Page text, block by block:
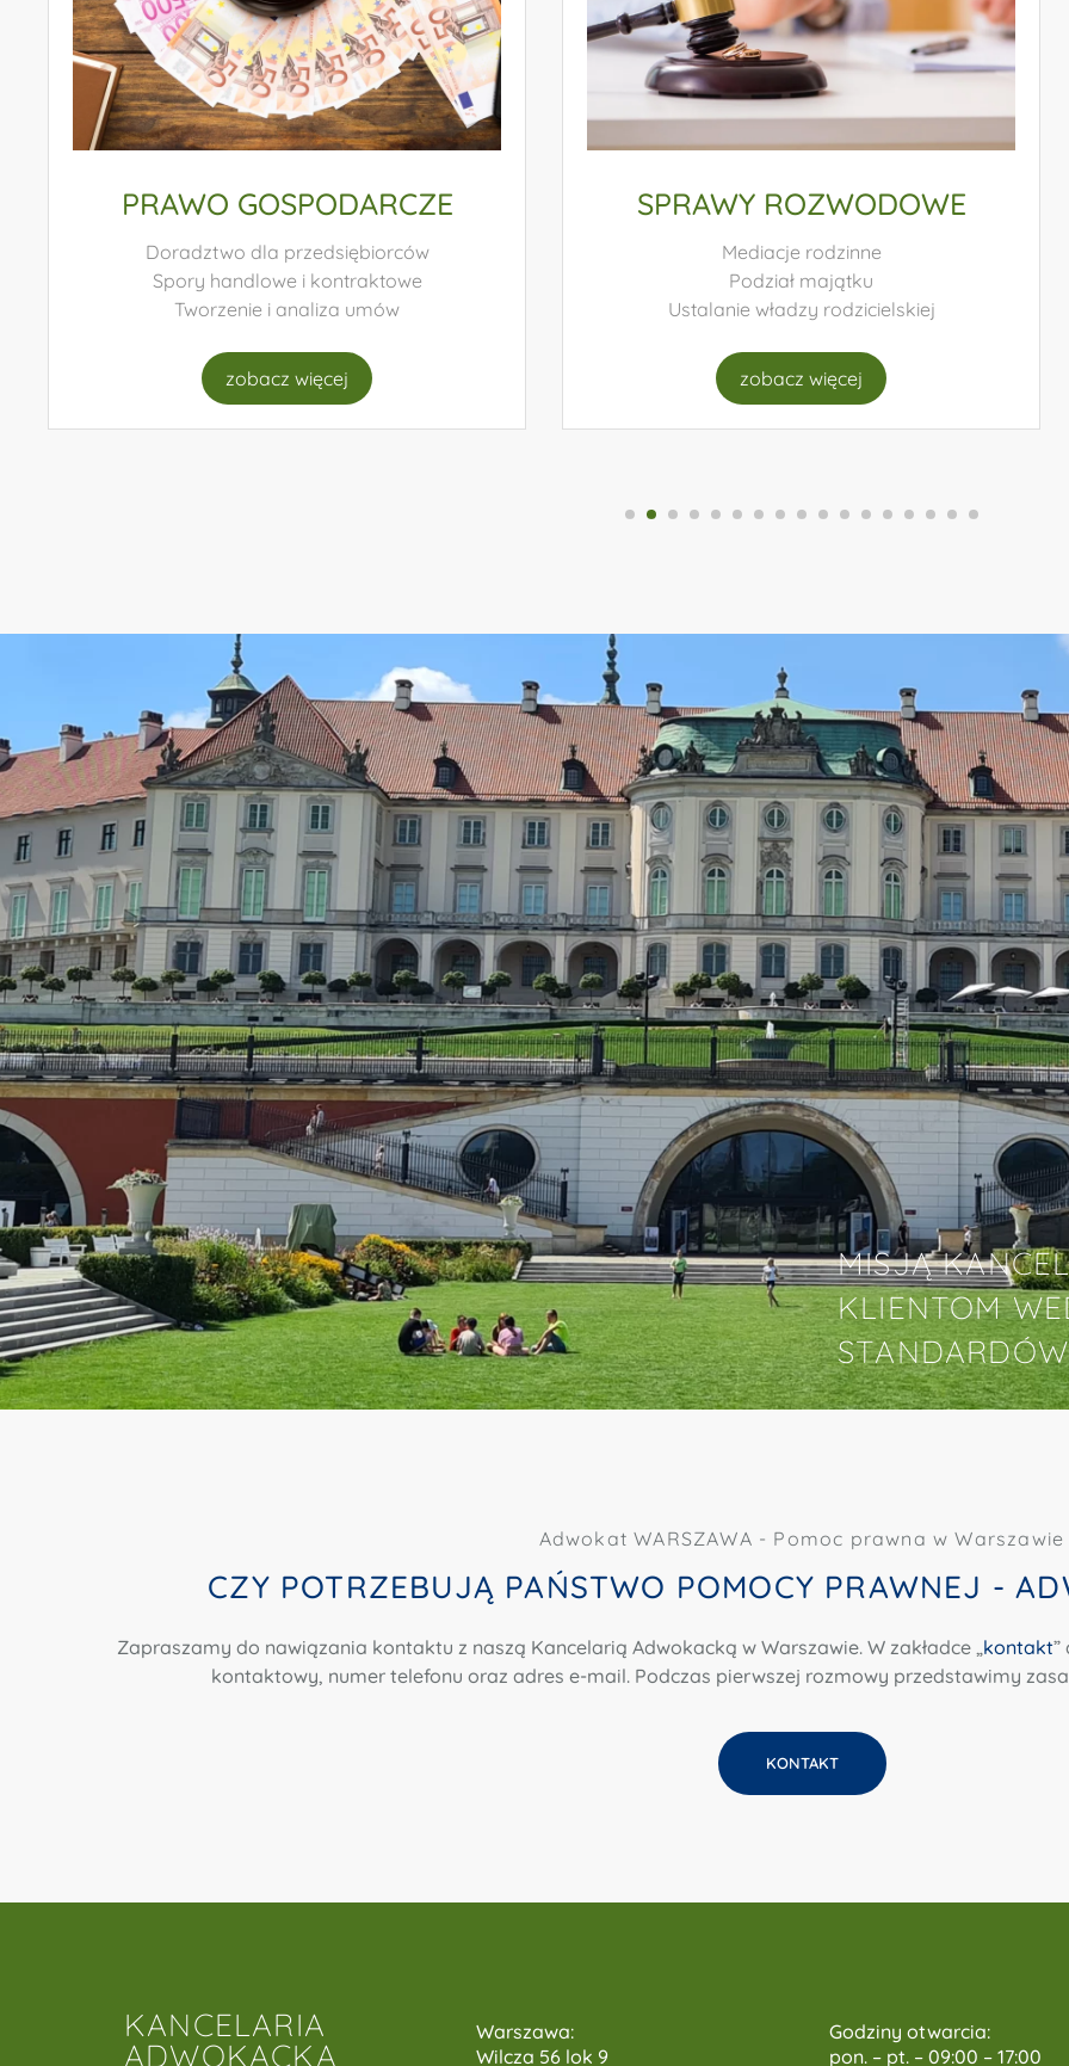
SPRAWY ROZWODOWE
Mediacje rodzinne
Podział majątku
Ustalanie władzy rodzicielskiej
zobacz więcej
PRAWO NIERUCHOMOŚCI
Transakcje nieruchomości
Spory graniczne
Hipoteki i zastawy
zobacz więcej
MISJĄ
KLIENTOM
Adwokat WARSZAWA - Pomoc prawna w Warszawie
CZY POTRZEBUJĄ PAŃSTWO POMOCY PRAWNEJ -
Zapraszamy do nawiązania kontaktu z naszą Kancelarią Adwokacką w Warszawie. W zakładce „kontakt”
kontaktowy, numer telefonu oraz adres e-mail. Podczas pierwszej rozmowy przedstawimy
KONTAKT
KANCELARIA
ADWOKACKA
Warszawa:
Wilcza 56 lok 9
Godziny otwarcia:
pon. – pt. – 09:00 – 17:00